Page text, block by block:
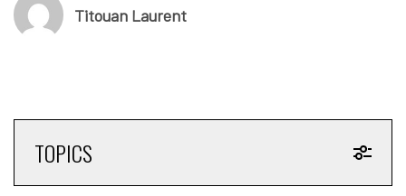
Titouan Laurent
TOPICS